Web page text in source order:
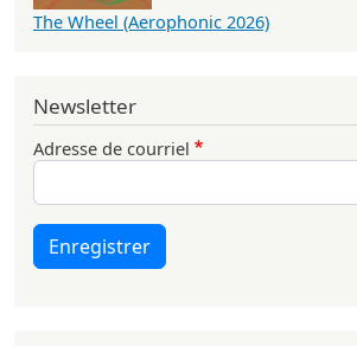
The Wheel (Aerophonic 2026)
Newsletter
Adresse de courriel
Enregistrer